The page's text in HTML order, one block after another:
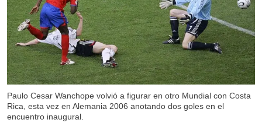
Paulo Cesar Wanchope volvió a figurar en otro Mundial con Costa
Rica, esta vez en Alemania 2006 anotando dos goles en el
encuentro inaugural.